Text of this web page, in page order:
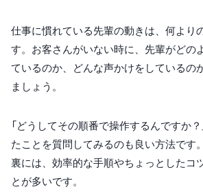
仕事に慣れている先輩の動きは、何より
す。お客さんがいない時に、先輩がどの
ているのか、どんな声かけをしているの
ましょう。
「どうしてその順番で操作するんですか
たことを質問してみるのも良い方法です
裏には、効率的な手順やちょっとしたコ
とが多いです。